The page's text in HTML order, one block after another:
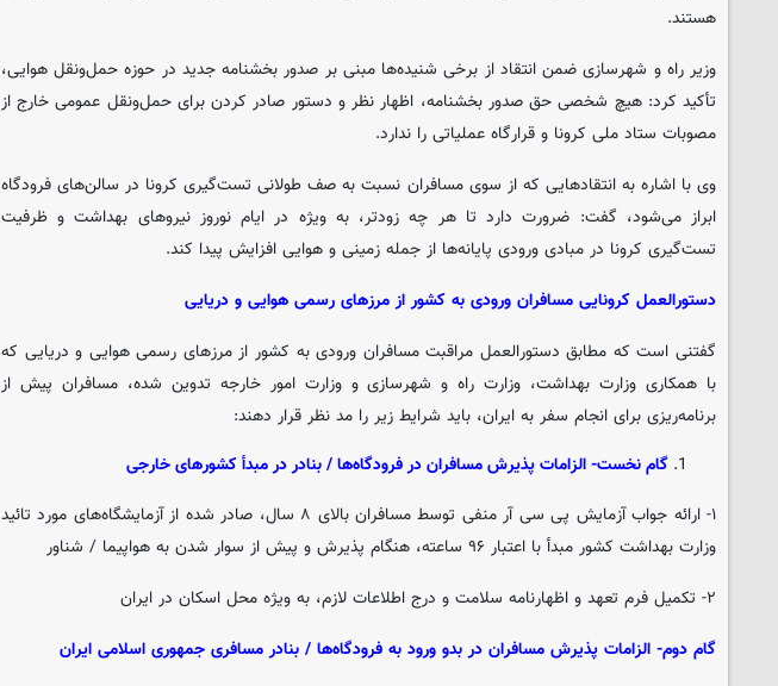
هستند.
وزیر راه و شهرسازی ضمن انتقاد از برخی شنیده‌ها مبنی بر صدور بخشنامه جدید در حوزه حمل‌ونقل هوایی،
تأکید کرد: هیچ شخصی حق صدور بخشنامه، اظهار نظر و دستور صادر کردن برای حمل‌ونقل عمومی خارج از
مصوبات ستاد ملی کرونا و قرارگاه عملیاتی را ندارد.
وی با اشاره به انتقادهایی که از سوی مسافران نسبت به صف طولانی تست‌گیری کرونا در سالن‌های فرودگاه
ابراز می‌شود، گفت: ضرورت دارد تا هر چه زودتر، به ویژه در ایام نوروز نیروهای بهداشت و ظرفیت
تست‌گیری کرونا در مبادی ورودی پایانه‌ها از جمله زمینی و هوایی افزایش پیدا کند.
دستورالعمل کرونایی مسافران ورودی به کشور از مرزهای رسمی هوایی و دریایی
گفتنی است که مطابق دستورالعمل مراقبت مسافران ورودی به کشور از مرزهای رسمی هوایی و دریایی که
با همکاری وزارت بهداشت، وزارت راه و شهرسازی و وزارت امور خارجه تدوین شده، مسافران پیش از
برنامه‌ریزی برای انجام سفر به ایران، باید شرایط زیر را مد نظر قرار دهند:
گام نخست- الزامات پذیرش مسافران در فرودگاه‌ها / بنادر در مبدأ کشورهای خارجی
۱- ارائه جواب آزمایش پی سی آر منفی توسط مسافران بالای ۸ سال، صادر شده از آزمایشگاه‌های مورد تائید
وزارت بهداشت کشور مبدأ با اعتبار ۹۶ ساعته، هنگام پذیرش و پیش از سوار شدن به هواپیما / شناور
۲- تکمیل فرم تعهد و اظهارنامه سلامت و درج اطلاعات لازم، به ویژه محل اسکان در ایران‌
گام دوم- الزامات پذیرش مسافران در بدو ورود به فرودگاه‌ها / بنادر مسافری جمهوری اسلامی ایران